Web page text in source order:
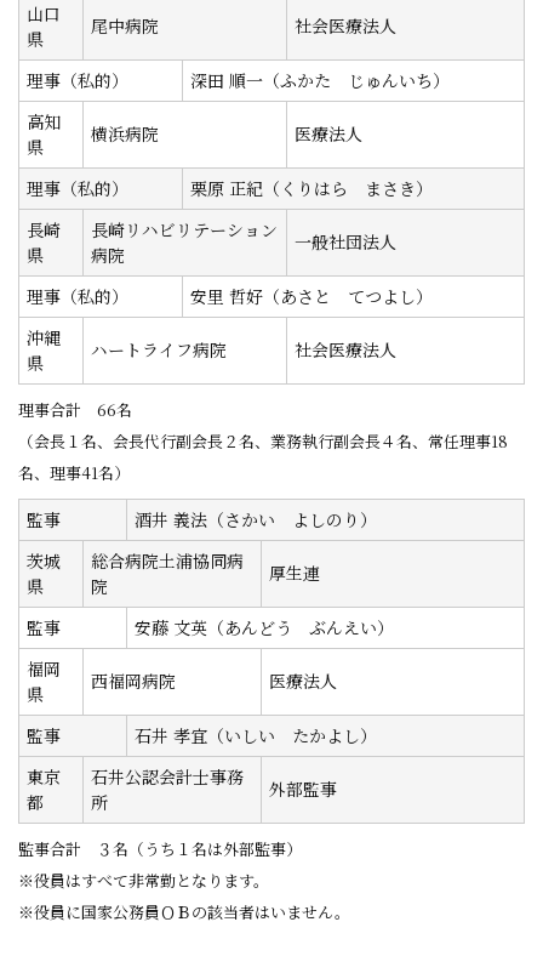
山口
県
尾中病院 社会医療法人
理事（私的）
深田 順一（ふかた じゅんいち）
高知
県
横浜病院 医療法人
理事（私的）
栗原 正紀（くりはら まさき）
長崎
県
長崎リハビリテーション
病院
一般社団法人
理事（私的）
安里 哲好（あさと てつよし）
沖縄
県
ハートライフ病院 社会医療法人
理事合計 66名
（会長１名、会長代行副会長２名、業務執行副会長４名、常任理事18
名、理事41名）
監事
酒井 義法（さかい よしのり）
茨城
県
総合病院土浦協同病
院
厚生連
監事
安藤 文英（あんどう ぶんえい）
福岡
県
西福岡病院 医療法人
監事
石井 孝宜（いしい たかよし）
東京
都
石井公認会計士事務
所
外部監事
監事合計 ３名（うち１名は外部監事）
※役員はすべて非常勤となります。
※役員に国家公務員ＯＢの該当者はいません。